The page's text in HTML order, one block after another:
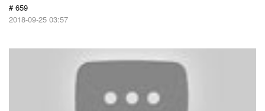
# 659
2018-09-25 03:57